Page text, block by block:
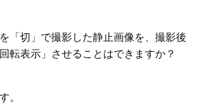
「切」で撮影した静止画像を、撮影後
転表示」させることはできますか？
。